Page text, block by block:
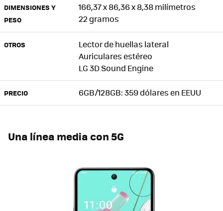
DIMENSIONES Y
PESO
166,37 x 86,36 x 8,38 milímetros
22 gramos
OTROS
Lector de huellas lateral
Auriculares estéreo
LG 3D Sound Engine
PRECIO 6GB/128GB: 359 dólares en EEUU
Una línea media con 5G